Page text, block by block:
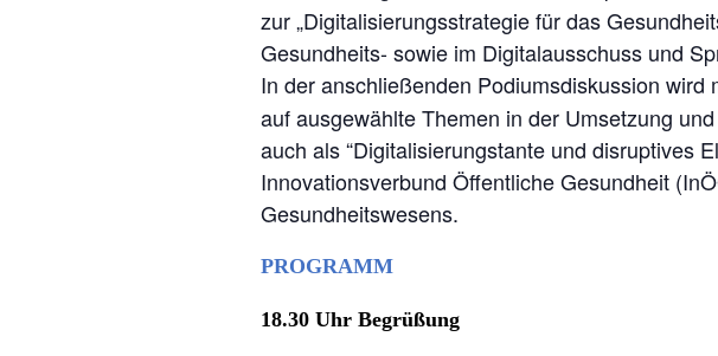
zur „Digitalisierungsstrategie für das
Gesundheits- sowie im Digitalausschuss und
In der anschließenden Podiumsdiskussion
auf ausgewählte Themen in der Umsetzung
auch als “Digitalisierungstante und disruptives
Innovationsverbund Öffentliche Gesundheit
Gesundheitswesens.
PROGRAMM
18.30 Uhr Begrüßung